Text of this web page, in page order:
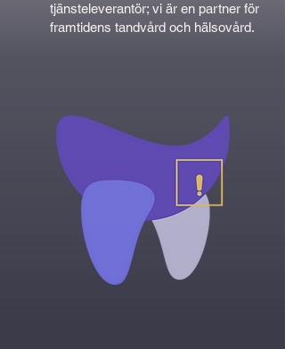
tjänsteleverantör; vi är en partner för
framtidens tandvård och hälsovård.